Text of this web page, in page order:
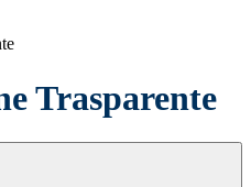
Trasparente